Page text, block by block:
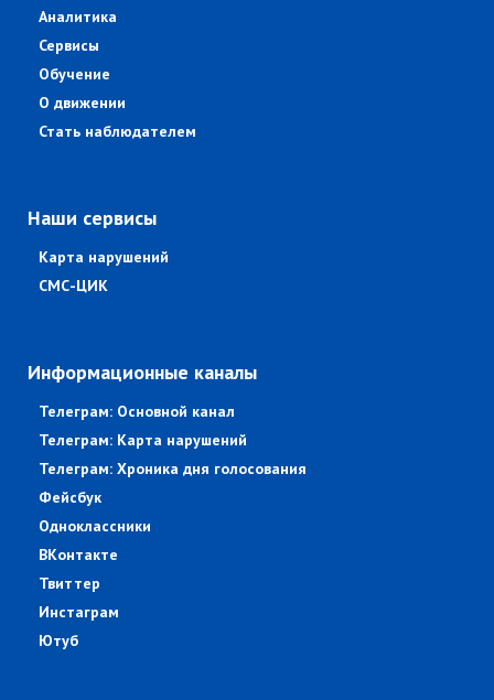
Аналитика
Сервисы
Обучение
О движении
Стать наблюдателем
Наши сервисы
Карта нарушений
СМС-ЦИК
Информационные каналы
Телеграм: Основной канал
Телеграм: Карта нарушений
Телеграм: Хроника дня голосования
Фейсбук
Одноклассники
ВКонтакте
Твиттер
Инстаграм
Ютуб